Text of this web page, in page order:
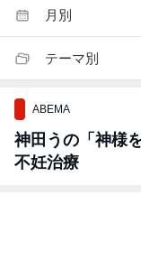
月別
テーマ別
ABEMA
神田うの「神様
不妊治療